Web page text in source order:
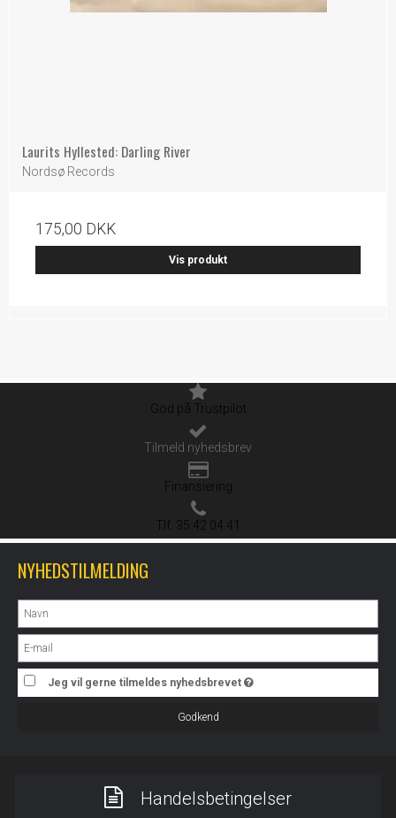
Laurits Hyllested: Darling River
Nordsø Records
175,00 DKK
Vis produkt
God på Trustpilot
Tilmeld nyhedsbrev
Finansiering
Tlf. 35 42 04 41
NYHEDSTILMELDING
Jeg vil gerne tilmeldes nyhedsbrevet
Godkend
Handelsbetingelser